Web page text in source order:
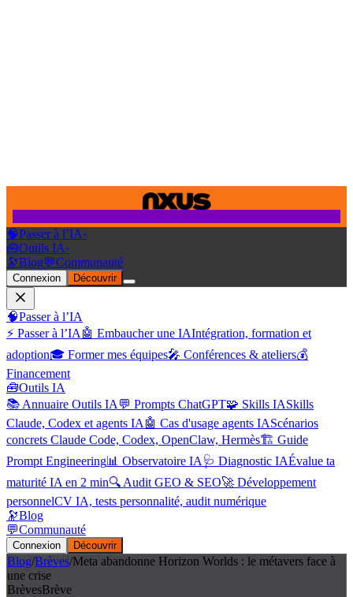
🧠Passer à l’IA›
🧰Outils IA›
🔭Blog💬Communauté
Connexion Découvrir
🧠Passer à l’IA
⚡ Passer à l’IA 🤖 Embaucher une IAIntégration, formation et
adoption🎓 Former mes équipes🎤 Conférences & ateliers💰
Financement
🧰Outils IA
📚 Annuaire Outils IA 💬 Prompts ChatGPT🧩 Skills IASkills
Claude, Codex et agents IA 🤖 Cas d'usage agents IAScénarios
concrets Claude Code, Codex, OpenClaw, Hermès🏗️ Guide
Prompt Engineering📊 Observatoire IA 🩺 Diagnostic IAÉvalue ta
maturité IA en 2 min🔍 Audit GEO & SEO🚀 Développement
personnelCV IA, tests personnalité, audit numérique
🔭Blog
💬Communauté
Connexion Découvrir
Blog/Brèves/Meta abandonne Horizon Worlds : le métavers face à
une crise
BrèvesBrève